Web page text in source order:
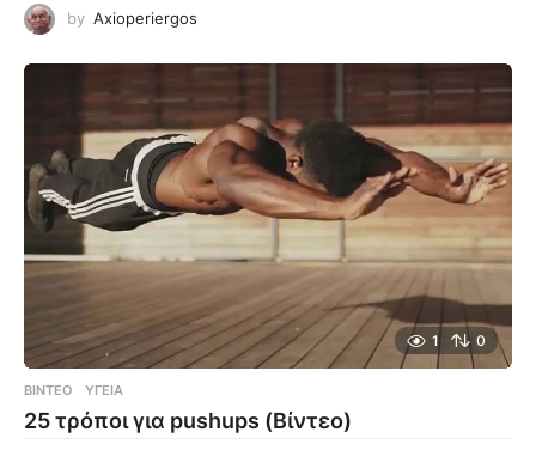
by Axioperiergos
1 0
ΒΊΝΤΕΟ ΥΓΕΊΑ
25 τρόποι για pushups (Βίντεο)